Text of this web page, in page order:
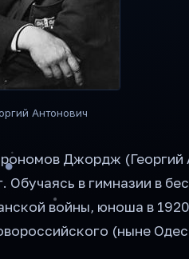
Антонович
Джордж (Георгий
Обучаясь в гимназии в
войны, юноша в
(ныне